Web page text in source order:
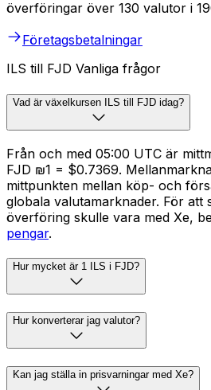
överföringar över 130 valutor i
Företagsbetalningar
ILS till FJD Vanliga frågor
Vad är växelkursen ILS till FJD idag?
Från och med 05:00 UTC är
FJD ₪1 = $0.7369.
mittpunkten mellan köp- och
globala valutamarknader. För att
överföring skulle vara med Xe,
pengar.
Hur mycket är 1 ILS i FJD?
Hur konverterar jag valutor?
Kan jag ställa in prisvarningar med Xe?